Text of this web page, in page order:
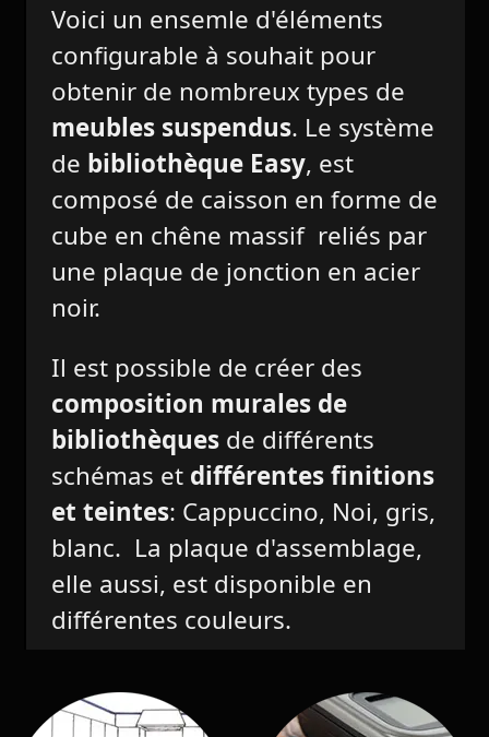
Voici un ensemle d'éléments
configurable à souhait pour
obtenir de nombreux types de
meubles suspendus. Le système
de bibliothèque Easy, est
composé de caisson en forme de
cube en chêne massif reliés par
une plaque de jonction en acier
noir.
Il est possible de créer des
composition murales de
bibliothèques de différents
schémas et différentes finitions
et teintes: Cappuccino, Noi, gris,
blanc. La plaque d'assemblage,
elle aussi, est disponible en
différentes couleurs.